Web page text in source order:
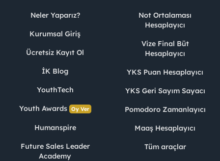
Neler Yaparız?
Kurumsal Giriş
Ücretsiz Kayıt Ol
İK Blog
YouthTech
Youth Awards Oy Ver
Humanspire
Future Sales Leader
Academy
Not Ortalaması
Hesaplayıcı
Vize Final Büt
Hesaplayıcı
YKS Puan Hesaplayıcı
YKS Geri Sayım Sayacı
Pomodoro Zamanlayıcı
Maaş Hesaplayıcı
Tüm araçlar